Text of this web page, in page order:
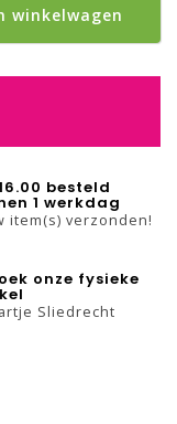
winkelwagen
besteld
1 werkdag
item(s) verzonden!
onze fysieke
Sliedrecht